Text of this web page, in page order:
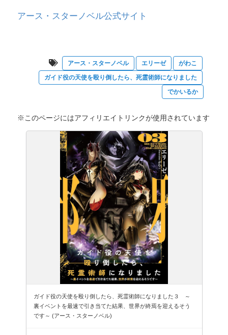
アース・スターノベル公式サイト
アース・スターノベル エリーゼ
がわこ
ガイド役の天使を殴り倒したら、死霊術師になりました
でかいるか
※このページにはアフィリエイトリンクが使用されています
ガイド役の天使を殴り倒したら、死霊術師になりました３ ～
裏イベントを最速で引き当てた結果、世界が終焉を迎えるそう
です～ (アース・スターノベル)